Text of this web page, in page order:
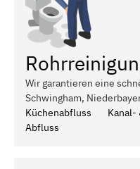
Wir garantieren eine
Schwingham,
Küchenabfluss
Kanal-
Abfluss